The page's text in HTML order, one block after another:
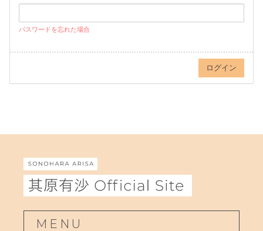
パスワードを忘れた場合
MENU